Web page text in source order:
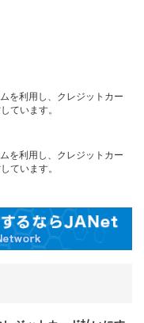
を利用し、クレジットカー
ています。
を利用し、クレジットカー
ています。